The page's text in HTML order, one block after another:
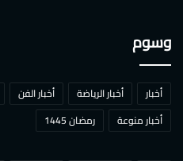
وسوم
أخبار أخبار الرياضة أخبار الفن
أخبار منوعة
رمضان 1445